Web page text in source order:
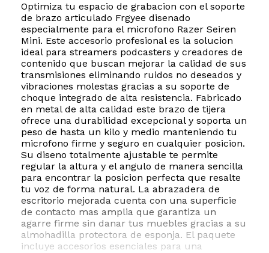
Optimiza tu espacio de grabacion con el soporte
de brazo articulado Frgyee disenado
especialmente para el microfono Razer Seiren
Mini. Este accesorio profesional es la solucion
ideal para streamers podcasters y creadores de
contenido que buscan mejorar la calidad de sus
transmisiones eliminando ruidos no deseados y
vibraciones molestas gracias a su soporte de
choque integrado de alta resistencia. Fabricado
en metal de alta calidad este brazo de tijera
ofrece una durabilidad excepcional y soporta un
peso de hasta un kilo y medio manteniendo tu
microfono firme y seguro en cualquier posicion.
Su diseno totalmente ajustable te permite
regular la altura y el angulo de manera sencilla
para encontrar la posicion perfecta que resalte
tu voz de forma natural. La abrazadera de
escritorio mejorada cuenta con una superficie
de contacto mas amplia que garantiza un
agarre firme sin danar tus muebles gracias a su
almohadilla protectora de esponja. El paquete
incluye accesorios esenciales para una